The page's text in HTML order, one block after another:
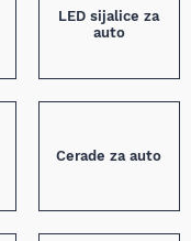
LED sijalice za
auto
Cerade za auto